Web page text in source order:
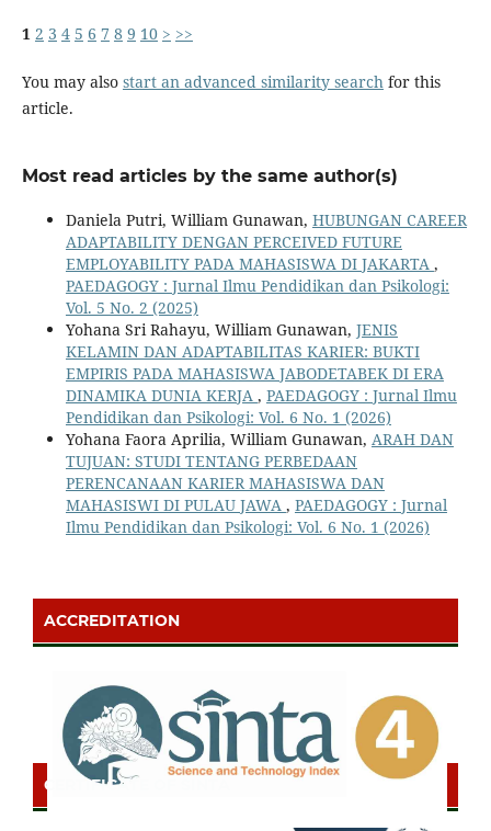
1 2 3 4 5 6 7 8 9 10 > >>
You may also start an advanced similarity searchfor this
article.
Most read articles by the same author(s)
Daniela Putri, William Gunawan, HUBUNGAN CAREER
ADAPTABILITY DENGAN PERCEIVED FUTURE
EMPLOYABILITY PADA MAHASISWA DI JAKARTA ,
PAEDAGOGY : Jurnal Ilmu Pendidikan dan Psikologi:
Vol. 5 No. 2 (2025)
Yohana Sri Rahayu, William Gunawan, JENIS
KELAMIN DAN ADAPTABILITAS KARIER: BUKTI
EMPIRIS PADA MAHASISWA JABODETABEK DI ERA
DINAMIKA DUNIA KERJA , PAEDAGOGY : Jurnal Ilmu
Pendidikan dan Psikologi: Vol. 6 No. 1 (2026)
Yohana Faora Aprilia, William Gunawan, ARAH DAN
TUJUAN: STUDI TENTANG PERBEDAAN
PERENCANAAN KARIER MAHASISWA DAN
MAHASISWI DI PULAU JAWA , PAEDAGOGY : Jurnal
Ilmu Pendidikan dan Psikologi: Vol. 6 No. 1 (2026)
ACCREDITATION
CERTIFICATE OF SINTA